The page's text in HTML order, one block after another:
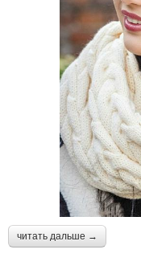
читать дальше →